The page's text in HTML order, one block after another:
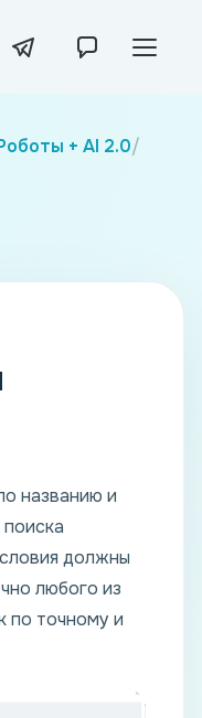
+ AI 2.0/
названию и
должны
любого из
по точному и